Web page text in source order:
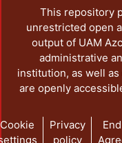
la
This repository
unrestricted open
output of UAM
administrative
institution, as well
are openly
Cookie
Privacy
policy